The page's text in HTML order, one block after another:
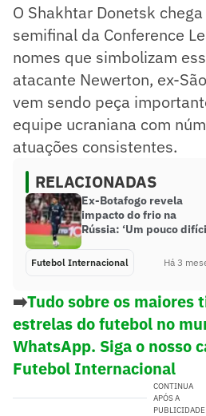
O Shakhtar Donetsk
semifinal da Conference
nomes que simbolizam
atacante Newerton, ex-
vem sendo peça
equipe ucraniana com
atuações consistentes.
RELACIONADAS
Ex-Botafogo revela
impacto do frio na
Rússia: ‘Um pouco
Futebol Internacional Há 3
➡️Tudo sobre os maiores
estrelas do futebol no
WhatsApp. Siga o nosso
Futebol Internacional
CONTINUA
APÓS A
PUBLICIDADE